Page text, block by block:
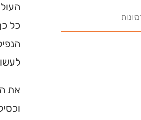
כל
את